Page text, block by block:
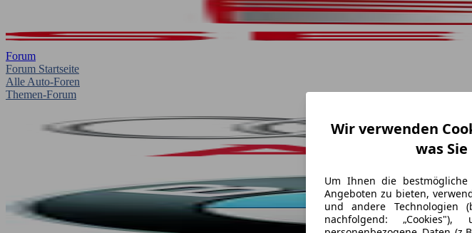
Forum
Forum Startseite
Alle Auto-Foren
Themen-Forum
Wir verwenden
was
Um Ihnen die
Angeboten zu bieten,
und andere Technologien
nachfolgend: